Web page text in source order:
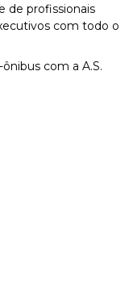
de profissionais
com todo o
com a A.S.